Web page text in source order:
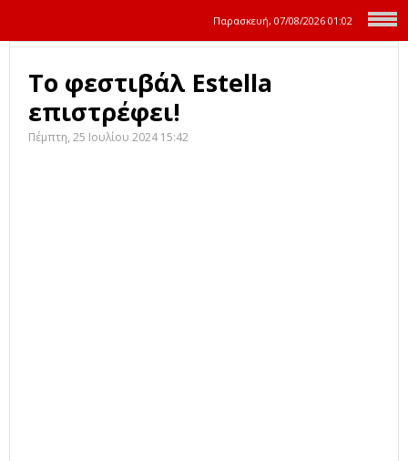
Παρασκευή, 07/08/2026 01:02
Το φεστιβάλ Estella
επιστρέφει!
Πέμπτη, 25 Ιουλίου 2024 15:42